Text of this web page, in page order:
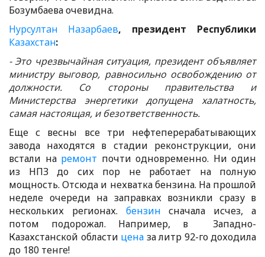
Бозумбаева очевидна.
Нурсултан Назарбаев, президент Республики
Казахстан:
- Это чрезвычайная ситуация, президент объявляет
министру выговор, равносильно освобождению от
должности. Со стороны правительства и
Министерства энергетики допущена халатность,
самая настоящая, и безответственность.
Еще с весны все три нефтеперерабатывающих
завода находятся в стадии реконструкции, они
встали на ремонт почти одновременно. Ни один
из НПЗ до сих пор не работает на полную
мощность. Отсюда и нехватка бензина. На прошлой
неделе очереди на заправках возникли сразу в
нескольких регионах. бензин сначала исчез, а
потом подорожал. Например, в Западно-
Казахстанской области цена за литр 92-го доходила
до 180 тенге!